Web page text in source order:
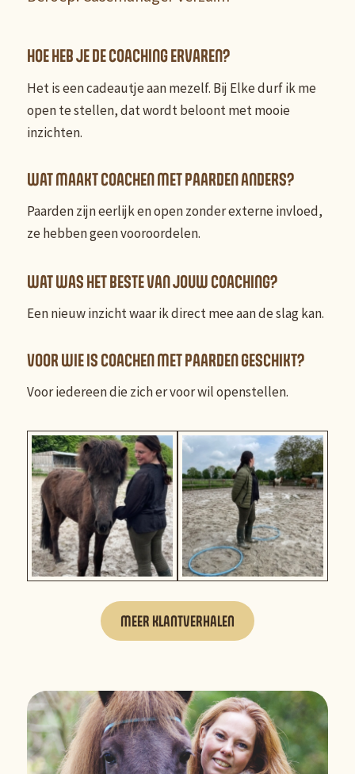
HOE HEB JE DE COACHING ERVAREN?
Het is een cadeautje aan mezelf. Bij Elke durf ik me
open te stellen, dat wordt beloont met mooie
inzichten.
WAT MAAKT COACHEN MET PAARDEN ANDERS?
Paarden zijn eerlijk en open zonder externe invloed,
ze hebben geen vooroordelen.
WAT WAS HET BESTE VAN JOUW COACHING?
Een nieuw inzicht waar ik direct mee aan de slag kan.
VOOR WIE IS COACHEN MET PAARDEN GESCHIKT?
Voor iedereen die zich er voor wil openstellen.
MEER KLANTVERHALEN